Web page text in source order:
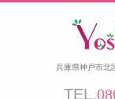
兵庫県神戸市北
TEL.